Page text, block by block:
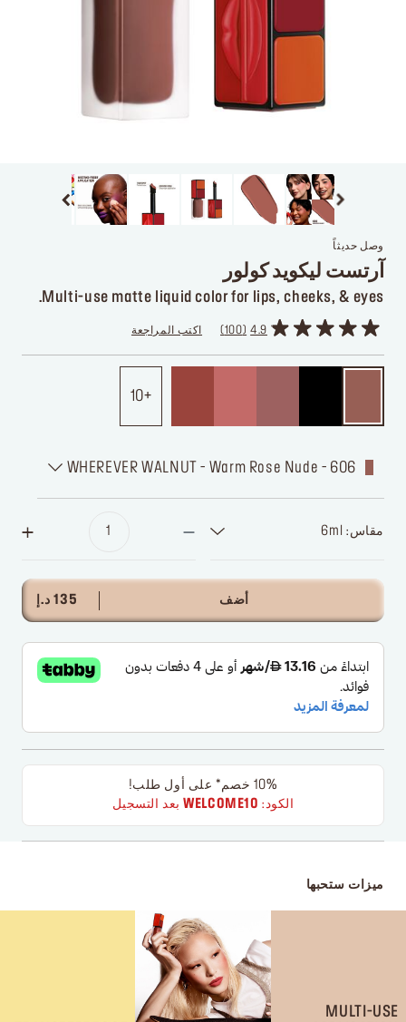
وصل حديثاً
آرتست ليكويد كولور
Multi-use matte liquid color for lips, cheeks, & eyes.
4.9
100 اكتب المراجعة
10
606 - WHEREVER WALNUT - Warm Rose Nude
مقاس: 6ml
أضف 135 د.إ
10% خصم* على أول طلب!
الكود: WELCOME10بعد التسجيل
ميزات ستحبها
MULTI-USE